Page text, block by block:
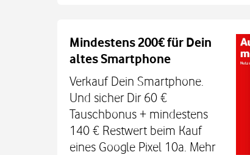
Mindestens 200€ für Dein
altes Smartphone
Verkauf Dein Smartphone.
Und sicher Dir 60 €
Tauschbonus + mindestens
140 € Restwert beim Kauf
eines Google Pixel 10a. Mehr
Auch auf dem Schulweg
Dein Kind bleibt unterwegs
Sicherheit erreichbar. Mit der
TCL MT48X Smartwatch für je
Den Tarif gibt's jetzt 3 Monate für
€. Alle Infos bei